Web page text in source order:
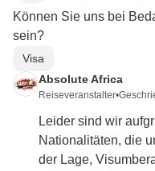
Können Sie uns bei
sein?
Visa
Absolute Africa
Reiseveranstalter•
Leider sind wir
Nationalitäten, die
der Lage,